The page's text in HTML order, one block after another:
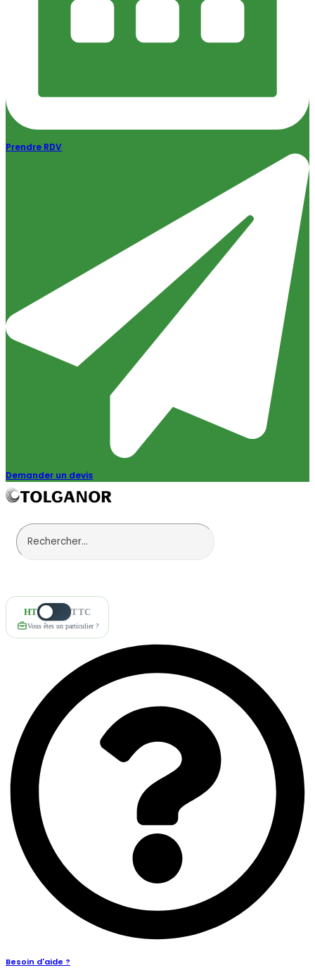
Prendre RDV
Demander un devis
HT TTC
Vous êtes un particulier ?
Besoin d'aide ?